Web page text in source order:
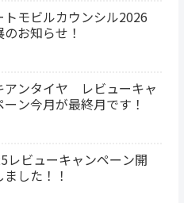
トモビルカウンシル2026
のお知らせ！
アンタイヤ レビューキャ
ーン今月が最終月です！
レビューキャンペーン開
した！！